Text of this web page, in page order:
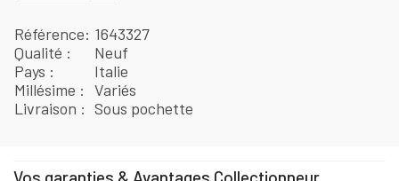
Référence 1643327
Qualité
Neuf
Pays
Italie
Millésime
Variés
Livraison
Sous pochette
Vos garanties & Avantages Collectionneur